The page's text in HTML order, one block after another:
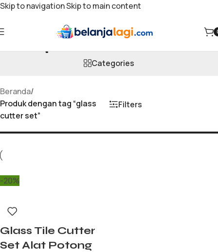
Skip to navigationSkip to main content
glass cutter set
Categories
Beranda/
Produk dengan tag “glass
cutter set”
Filters
-20%
Glass Tile Cutter
Set Alat Potong